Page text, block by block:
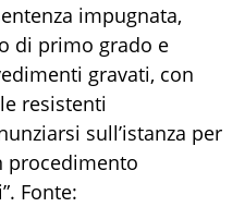
impugnata,
di primo grado e
gravati, con
resistenti
sull’istanza per
procedimento
Fonte: